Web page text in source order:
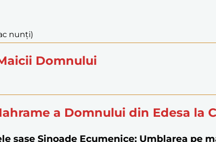
nunți)
Domnului
a Domnului din Edesa la
șase Sinoade Ecumenice; Umblarea pe